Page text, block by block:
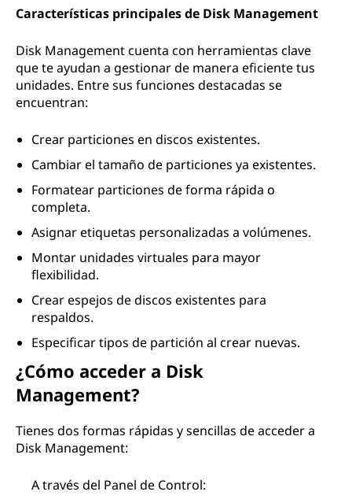
Características principales de Disk Management
Disk Management cuenta con herramientas clave
que te ayudan a gestionar de manera eficiente tus
unidades. Entre sus funciones destacadas se
encuentran:
Crear particiones en discos existentes.
Cambiar el tamaño de particiones ya existentes.
Formatear particiones de forma rápida o
completa.
Asignar etiquetas personalizadas a volúmenes.
Montar unidades virtuales para mayor
flexibilidad.
Crear espejos de discos existentes para
respaldos.
Especificar tipos de partición al crear nuevas.
¿Cómo acceder a Disk
Management?
Tienes dos formas rápidas y sencillas de acceder a
Disk Management:
A través del Panel de Control: